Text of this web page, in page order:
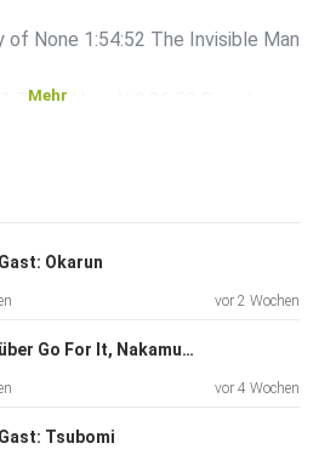
None 1:54:52 The Invisible Man
To Be Hero X 2:26:53 Rooster
Mehr
Okarun
vor 2 Wochen
Podcast - 282 - über Go For It, Nakamura-kun!, Hell Mode und mehr
vor 4 Wochen
Tsubomi